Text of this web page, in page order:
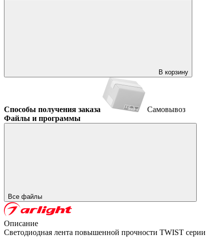
В корзину
Способы получения заказа
Самовывоз
Файлы и программы
Все файлы
Описание
Светодиодная лента повышенной прочности TWIST серии